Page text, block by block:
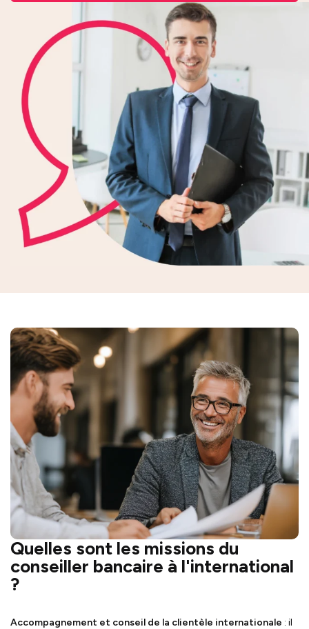
Quelles sont les missions du
conseiller bancaire à l'international
?
Accompagnement et conseil de la clientèle internationale : il